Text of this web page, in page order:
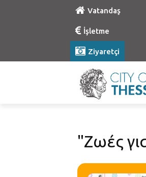
Vatandaş
İşletme
Ziyaretçi
"Ζωές